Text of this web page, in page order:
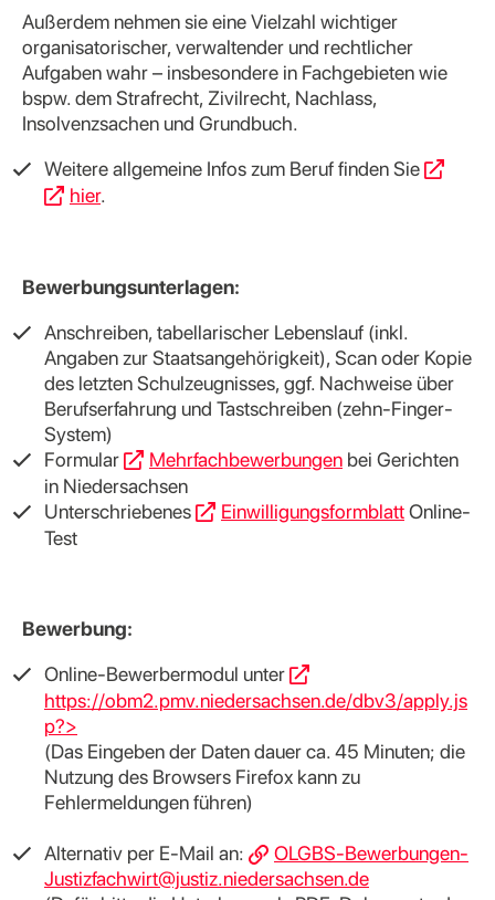
Außerdem nehmen sie eine Vielzahl wichtiger
organisatorischer, verwaltender und rechtlicher
Aufgaben wahr – insbesondere in Fachgebieten wie
bspw. dem Strafrecht, Zivilrecht, Nachlass,
Insolvenzsachen und Grundbuch.
Weitere allgemeine Infos zum Beruf finden Sie
hier.
Bewerbungsunterlagen:
Anschreiben, tabellarischer Lebenslauf (inkl.
Angaben zur Staatsangehörigkeit), Scan oder Kopie
des letzten Schulzeugnisses, ggf. Nachweise über
Berufserfahrung und Tastschreiben (zehn-Finger-
System)
Formular
Mehrfachbewerbungen bei Gerichten
in Niedersachsen
Unterschriebenes
EinwilligungsformblattOnline-
Test
Bewerbung:
Online-Bewerbermodul unter
https://obm2.pmv.niedersachsen.de/dbv3/apply.js
p?>
(Das Eingeben der Daten dauer ca. 45 Minuten; die
Nutzung des Browsers Firefox kann zu
Fehlermeldungen führen)
Alternativ per E-Mail an:
OLGBS-Bewerbungen-
Justizfachwirt@justiz.niedersachsen.de